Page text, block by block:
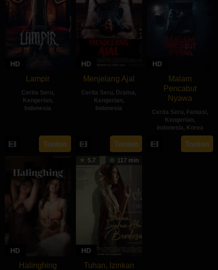
HD
Lampir
Cerita Seru,
Kengerian,
Indonesia
Feb
2024
Gulardi
Tonton
HD
Menjelang Ajal
Cerita Seru, Drama,
Kengerian,
Indonesia
Apr
2024
Daeng
Ratu
Tonton
HD
Malam
Pencabut
Nyawa
Cerita Seru, Fantasi,
Kengerian,
Indonesia, Korea
22
May
Sidharta
Tata
Tonton
HD
Halinghing
5.7 117 min
HD
Tuhan, Izinkan